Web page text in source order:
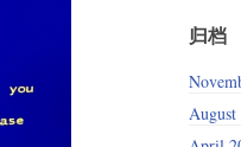
归档
August